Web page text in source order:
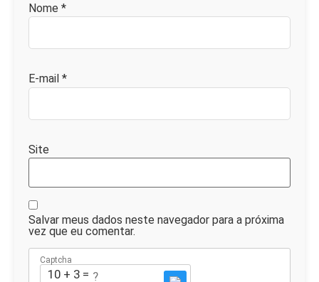
Nome *
E-mail *
Site
Salvar meus dados neste navegador para a próxima
vez que eu comentar.
Captcha
10 + 3 = ?